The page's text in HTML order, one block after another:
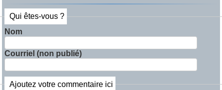
Qui êtes-vous ?
Nom
Courriel (non publié)
Ajoutez votre commentaire ici